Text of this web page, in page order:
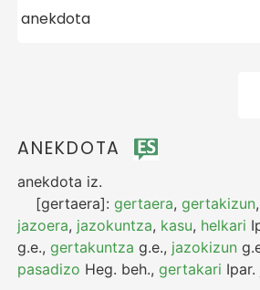
ANEKDOTA
anekdota iz.
[gertaera]:gertaera,gertakizun
jazoera, jazokuntza, kasu, helkari
g.e.,gertakuntza g.e., jazokizun
pasadizo Heg. beh.,gertakari Ipar.